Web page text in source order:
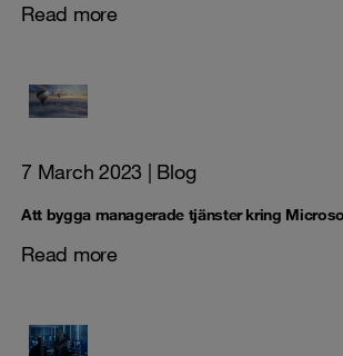
Read more
7 March 2023 | Blog
Att bygga managerade tjänster kring
Read more